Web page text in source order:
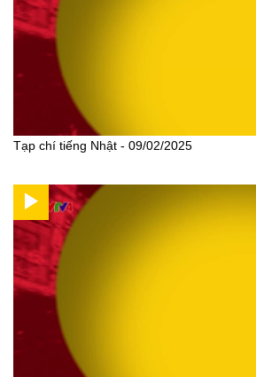
Tạp chí tiếng Nhật - 09/02/2025